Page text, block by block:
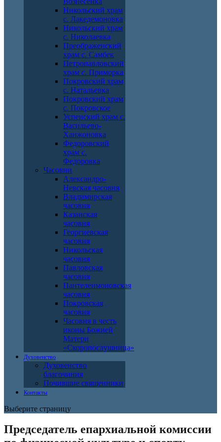
Никольский храм
с. Лакедемоновка
Никольский храм
с. Николаевка
Преображенский
храм с. Самбек
Петропавловский
храм с. Приморка
Покровский храм
с. Натальевка
Покровский храм
с. Покровское
Успенский храм с.
Васильево-
Ханжоновка
Федоровский
храм с.
Федоровка
Часовни
Александро-
Невская часовня
Владимирская
часовня
Казанская
часовня
Георгиевская
часовня
Никольская
часовня
Павловская
часовня
Пантелеимоновская
часовня
Покровская
часовня
Часовня в честь
иконы Божией
Матери
«Скоропослушница»
Духовенство
Духовенство
благочиния
Почившие священники
Контакты
Выберите страницу
Председатель епархиальной комиссии